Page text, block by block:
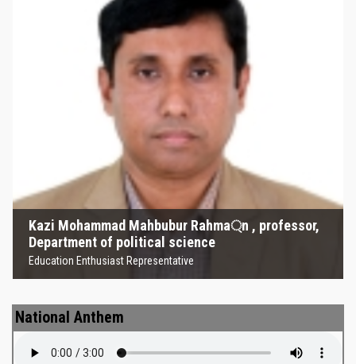
Kazi Mohammad Mahbubur Rahma্‌n , professor,
Department of political science
Education Enthusiast Representative
Kazi Mohammad Mahbubur
Rahma্‌n , professor, Department
of political science
Education Enthusiast Representative
National Anthem